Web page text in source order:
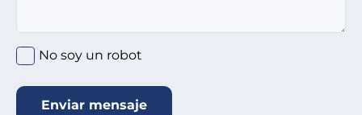
No soy un robot
Enviar mensaje